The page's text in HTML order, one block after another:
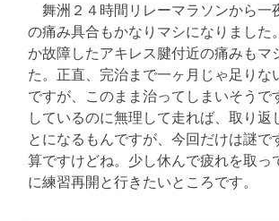
舞洲２４時間リレーマラソンから一
の痛み具合もかなりマシになりました
か故障したアキレス腱付近の痛みもマ
た。正直、完治まで一ヶ月じゃ足りな
ですが、このまま治ってしまいそうで
しているのに無理して走れば、取り返
とになるもんですが、今回だけは謎で
算ですけどね。少し休んで疲れを取っ
に練習再開と行きたいところです。